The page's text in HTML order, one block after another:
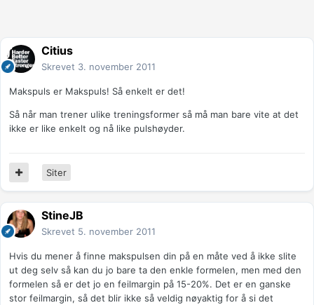
Citius
Skrevet 3. november 2011
Makspuls er Makspuls! Så enkelt er det!
Så når man trener ulike treningsformer så må man bare vite at det
ikke er like enkelt og nå like pulshøyder.
Siter
StineJB
Skrevet 5. november 2011
Hvis du mener å finne makspulsen din på en måte ved å ikke slite
ut deg selv så kan du jo bare ta den enkle formelen, men med den
formelen så er det jo en feilmargin på 15-20%. Det er en ganske
stor feilmargin, så det blir ikke så veldig nøyaktig for å si det